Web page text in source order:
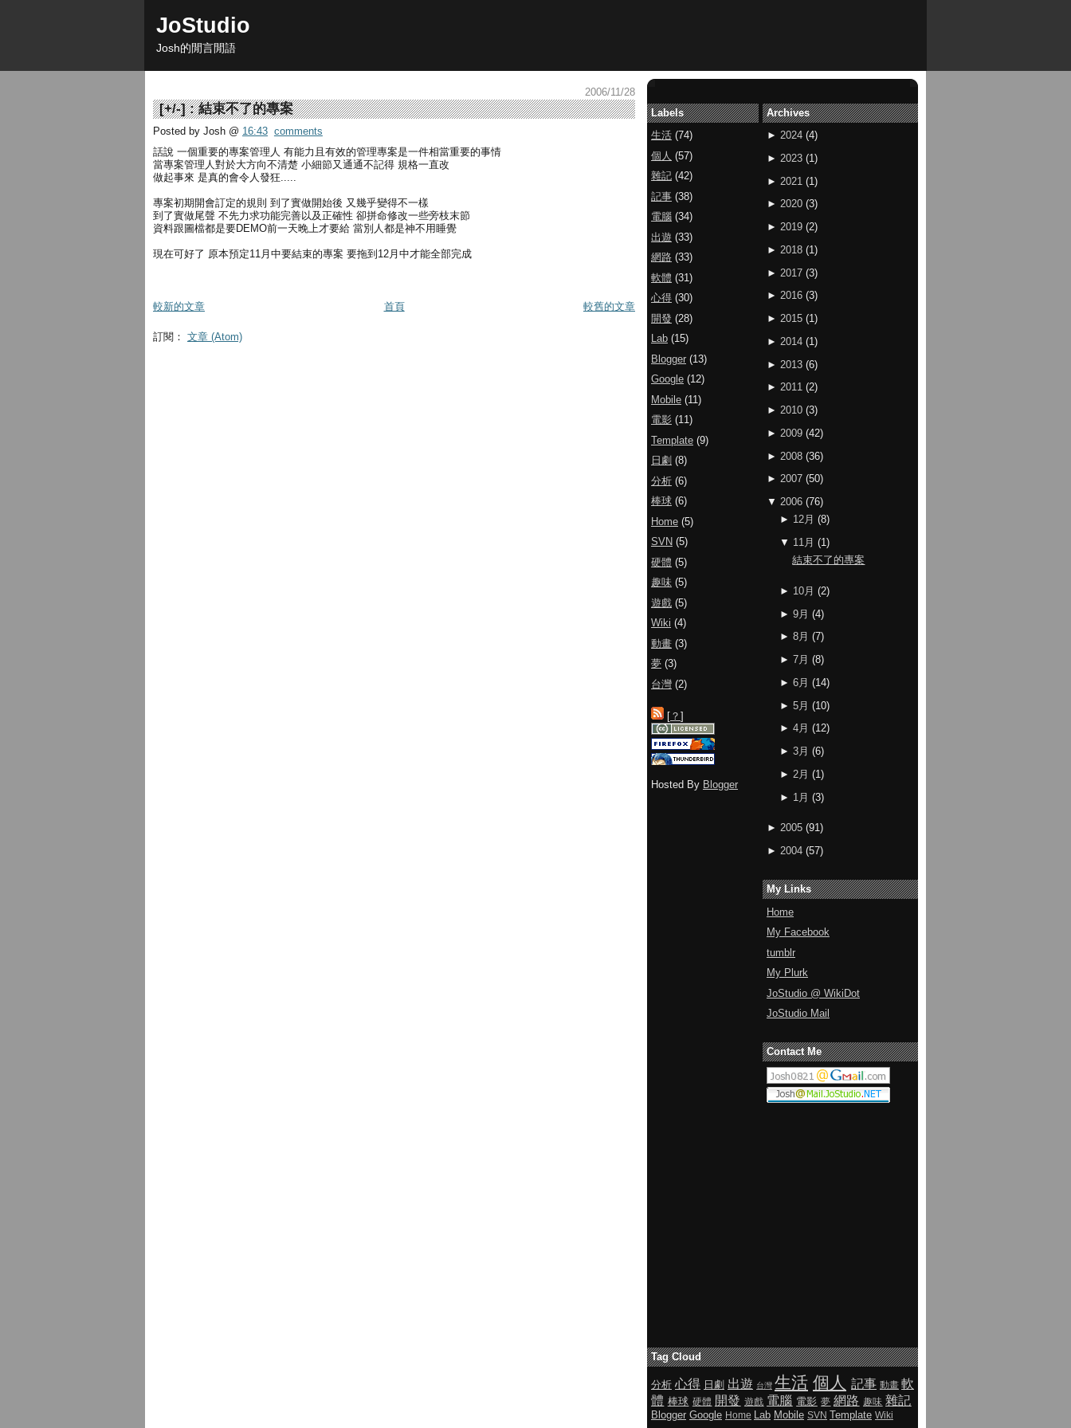
JoStudio
Josh的閒言閒語
2006/11/28
[+/-] :結束不了的專案
Posted by Josh @ 16:43 comments
話說 一個重要的專案管理人 有能力且有效的管理專案是一件相當重要的事情
當專案管理人對於大方向不清楚 小細節又通通不記得 規格一直改
做起事來 是真的會令人發狂.....
專案初期開會訂定的規則 到了實做開始後 又幾乎變得不一樣
到了實做尾聲 不先力求功能完善以及正確性 卻拼命修改一些旁枝末節
資料跟圖檔都是要DEMO前一天晚上才要給 當別人都是神不用睡覺
現在可好了 原本預定11月中要結束的專案 要拖到12月中才能全部完成
較新的文章 較舊的文章
首頁
訂閱： 文章 (Atom)
Archives
► 2024 (4)
► 2023 (1 )
► 2021 (1)
► 2020 (3)
► 2019 (2)
► 2018 (1 )
► 2017 (3)
► 2016 (3)
► 2015 (1)
► 2014 (1 )
► 2013 (6)
► 2011 (2)
► 2010 (3)
► 2009 (42)
► 2008 (36)
► 2007 (50)
▼ 2006 (76)
► 12月 (8)
▼ 11月 (1)
結束不了的專案
► 10月 (2)
► 9月 (4)
► 8月 (7)
► 7月 (8)
► 6月 (14)
► 5月 (10)
► 4月 (12)
► 3月 (6)
► 2月 (1 )
► 1月 (3)
► 2005 (91)
► 2004 (57)
My Links
Home
My Facebook
tumblr
My Plurk
JoStudio @ WikiDot
JoStudio Mail
Contact Me
Labels
生活 (74)
個人 (57)
雜記 (42)
記事 (38)
電腦 (34)
出遊 (33)
網路 (33)
軟體 (31)
心得 (30)
開發 (28)
Lab (15)
Blogger (13)
Google (12)
Mobile (11)
電影 (11)
Template (9)
日劇 (8)
分析 (6)
棒球 (6)
Home (5)
SVN (5)
硬體 (5)
趣味 (5)
遊戲 (5)
Wiki (4)
動畫 (3)
夢 (3)
台灣 (2)
[ ？ ]
Hosted By Blogger
Tag Cloud
分析 心得 日劇 出遊 台灣 生活 個人 記事 動畫 軟
體 棒球 硬體 開發 遊戲 電腦 電影 夢 網路 趣味 雜記
Blogger Google Home Lab Mobile SVN Template Wiki